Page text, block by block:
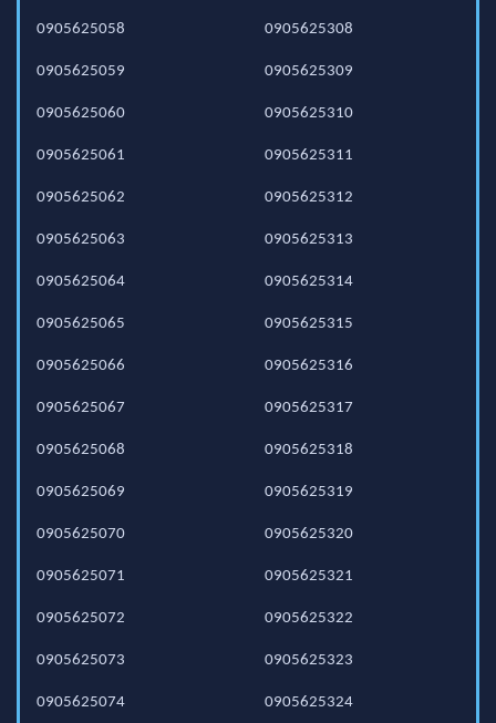
0905625058
0905625059
0905625060
0905625061
0905625062
0905625063
0905625064
0905625065
0905625066
0905625067
0905625068
0905625069
0905625070
0905625071
0905625072
0905625073
0905625074
0905625308
0905625309
0905625310
0905625311
0905625312
0905625313
0905625314
0905625315
0905625316
0905625317
0905625318
0905625319
0905625320
0905625321
0905625322
0905625323
0905625324